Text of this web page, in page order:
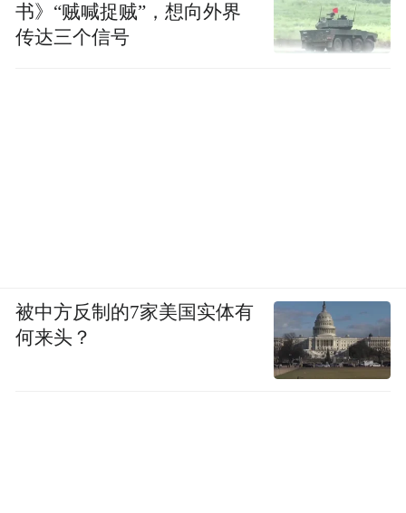
书》“贼喊捉贼”，想向外界
传达三个信号
被中方反制的7家美国实体有
何来头？